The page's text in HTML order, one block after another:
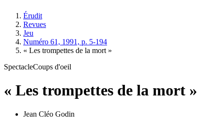
Érudit
Revues
Jeu
Numéro 61, 1991, p. 5-194
« Les trompettes de la mort »
SpectacleCoups d'oeil
« Les trompettes de la mort »
Jean Cléo Godin